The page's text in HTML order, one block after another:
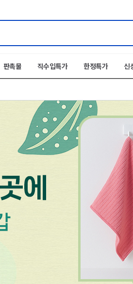
판촉물 직수입특가 한정특가 신